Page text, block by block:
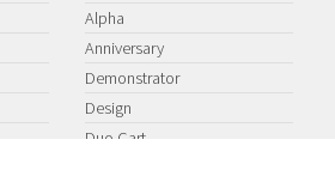
Alpha
Anniversary
Demonstrator
Design
Duo Cart